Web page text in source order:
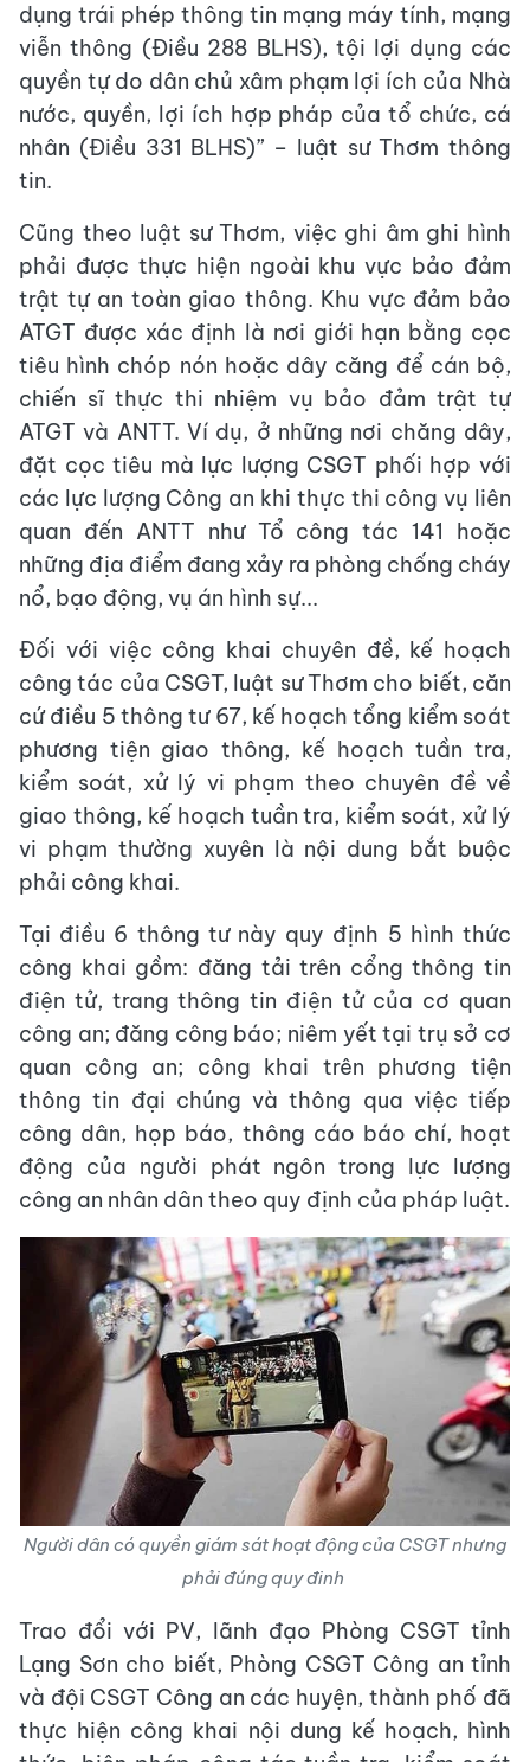
dụng trái phép thông tin mạng máy tính, mạng
viễn thông (Điều 288 BLHS), tội lợi dụng các
quyền tự do dân chủ xâm phạm lợi ích của Nhà
nước, quyền, lợi ích hợp pháp của tổ chức, cá
nhân (Điều 331 BLHS)” – luật sư Thơm thông
tin.
Cũng theo luật sư Thơm, việc ghi âm ghi hình
phải được thực hiện ngoài khu vực bảo đảm
trật tự an toàn giao thông. Khu vực đảm bảo
ATGT được xác định là nơi giới hạn bằng cọc
tiêu hình chóp nón hoặc dây căng để cán bộ,
chiến sĩ thực thi nhiệm vụ bảo đảm trật tự
ATGT và ANTT. Ví dụ, ở những nơi chăng dây,
đặt cọc tiêu mà lực lượng CSGT phối hợp với
các lực lượng Công an khi thực thi công vụ liên
quan đến ANTT như Tổ công tác 141 hoặc
những địa điểm đang xảy ra phòng chống cháy
nổ, bạo động, vụ án hình sự...
Đối với việc công khai chuyên đề, kế hoạch
công tác của CSGT, luật sư Thơm cho biết, căn
cứ điều 5 thông tư 67, kế hoạch tổng kiểm soát
phương tiện giao thông, kế hoạch tuần tra,
kiểm soát, xử lý vi phạm theo chuyên đề về
giao thông, kế hoạch tuần tra, kiểm soát, xử lý
vi phạm thường xuyên là nội dung bắt buộc
phải công khai.
Tại điều 6 thông tư này quy định 5 hình thức
công khai gồm: đăng tải trên cổng thông tin
điện tử, trang thông tin điện tử của cơ quan
công an; đăng công báo; niêm yết tại trụ sở cơ
quan công an; công khai trên phương tiện
thông tin đại chúng và thông qua việc tiếp
công dân, họp báo, thông cáo báo chí, hoạt
động của người phát ngôn trong lực lượng
công an nhân dân theo quy định của pháp luật.
Người dân có quyền giám sát hoạt động của CSGT nhưng
phải đúng quy đinh
Trao đổi với PV, lãnh đạo Phòng CSGT tỉnh
Lạng Sơn cho biết, Phòng CSGT Công an tỉnh
và đội CSGT Công an các huyện, thành phố đã
thực hiện công khai nội dung kế hoạch, hình